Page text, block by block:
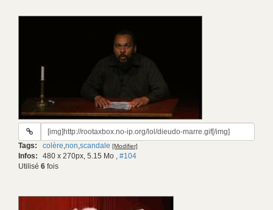
URL
gif:
Tags: colère,non,scandale [Modifier]
Infos: 480 x 270px, 5.15 Mo , #104
Utilisé 6 fois